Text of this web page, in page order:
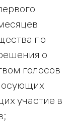
по
о
голосов
участие в